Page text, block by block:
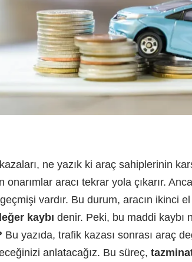
ne yazık ki araç sahiplerinin
onarımlar aracı tekrar yola çıkarır.
vardır. Bu durum, aracın ikinci
kaybı denir. Peki, bu maddi kaybı
Bu yazıda, trafik kazası sonrası araç
anlatacağız. Bu süreç,